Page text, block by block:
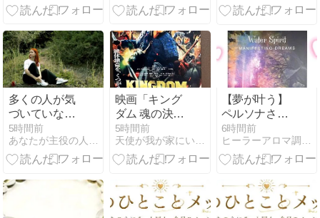
ク・ヒーリン
ン」
多くの人が気
づいていない
慢性不安の10
の原因
5時間前
あなたが主役の人生をハッピーに生きる秘訣
映画「キング
ダム 魂の決
戦」絶体絶命
を、くつがえ
す。
5時間前
天使が我が家にいるらしい
【夢が叶う】
ペルソナさん
に会った日
6時間前
ヒーラーアロマ調香師 〜Rose Riche Tiara〜